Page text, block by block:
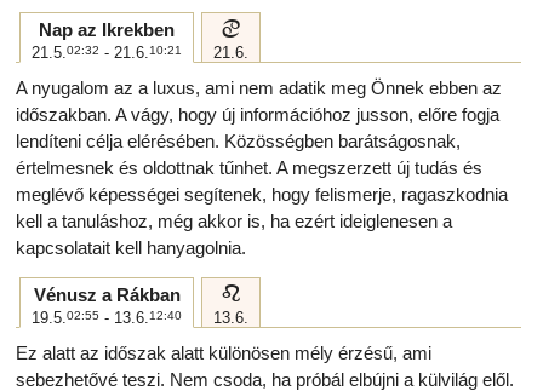
Nap az Ikrekben
21.5.02:32 - 21.6.10:21
d
21.6.
A nyugalom az a luxus, ami nem adatik meg Önnek ebben az
időszakban. A vágy, hogy új információhoz jusson, előre fogja
lendíteni célja elérésében. Közösségben barátságosnak,
értelmesnek és oldottnak tűnhet. A megszerzett új tudás és
meglévő képességei segítenek, hogy felismerje, ragaszkodnia
kell a tanuláshoz, még akkor is, ha ezért ideiglenesen a
kapcsolatait kell hanyagolnia.
Vénusz a Rákban
19.5.02:55 - 13.6.12:40
e
13.6.
Ez alatt az időszak alatt különösen mély érzésű, ami
sebezhetővé teszi. Nem csoda, ha próbál elbújni a külvilág elől.